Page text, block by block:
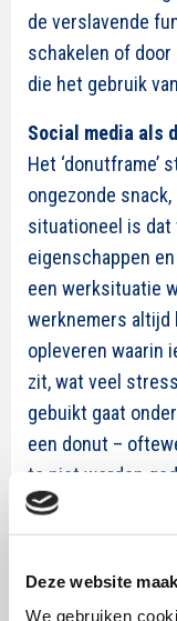
Deze website
We gebruiken
de verslavende
schakelen of
die het gebruik
Social media als
Het ‘donutframe’
ongezonde
situationeel is dat
eigenschappen
een werksituatie
werknemers altijd
opleveren waarin
zit, wat veel
gebuikt gaat
een donut –
te niet worden
reguleren in
behoeften en